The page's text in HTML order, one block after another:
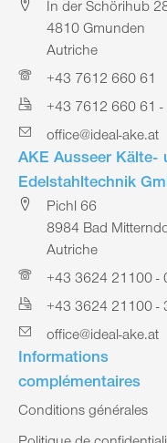
In der Schörihub
4810 Gmunden
Autriche
+43 7612 660 61
+43 7612 660 61 -
office@ideal-ake.at
AKE Ausseer Kälte-
Edelstahltechnik
Pichl 66
8984 Bad
Autriche
+43 3624 21100 -
+43 3624 21100 -
office@ideal-ake.at
Informations
complémentaires
Conditions générales